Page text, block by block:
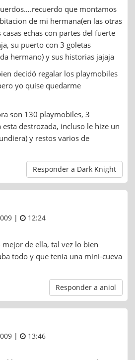
que montamos
de mi hermana(en las otras
echas con partes del fuerte
su puerto con 3 goletas
hermano) y sus historias jajaja
decidó regalar los playmobiles
yo quise quedarme
son 130 playmobiles, 3
destrozada, incluso le hize un
y restos varios de
Responder a Dark Knight
| 12:24
de ella, tal vez lo bien
todo y que tenía una mini-cueva
Responder a aniol
| 13:46